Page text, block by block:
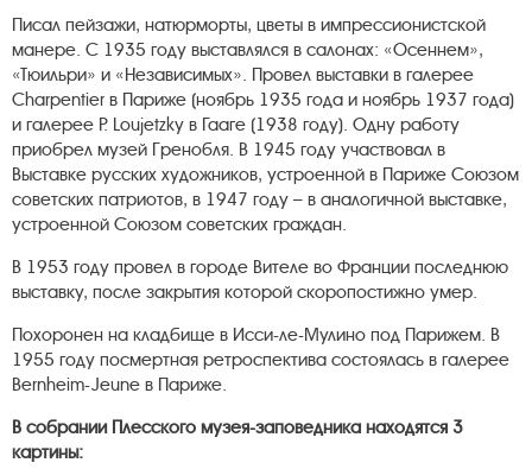
Писал пейзажи, натюрморты, цветы в импрессионистской
манере. С 1935 году выставлялся в салонах: «Осеннем»,
«Тюильри» и «Независимых». Провел выставки в галерее
Charpеntier в Париже (ноябрь 1935 года и ноябрь 1937 года)
и галерее P. Loujetzky в Гааге (1938 году). Одну работу
приобрел музей Гренобля. В 1945 году участвовал в
Выставке русских художников, устроенной в Париже Союзом
советских патриотов, в 1947 году – в аналогичной выставке,
устроенной Союзом советских граждан.
В 1953 году провел в городе Вителе во Франции последнюю
выставку, после закрытия которой скоропостижно умер.
Похоронен на кладбище в Исси-ле-Мулино под Парижем. В
1955 году посмертная ретроспектива состоялась в галерее
Bernheim-Jeune в Париже.
В собрании Плесского музея-заповедника находятся 3
картины: